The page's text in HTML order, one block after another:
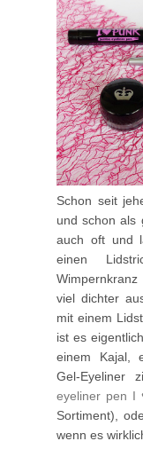
Schon seit
und schon als
auch oft und
einen
viel dichter
mit einem
ist es
einem Kajal,
Gel-Eyeliner
eyeliner pen I
Sortiment),
wenn es